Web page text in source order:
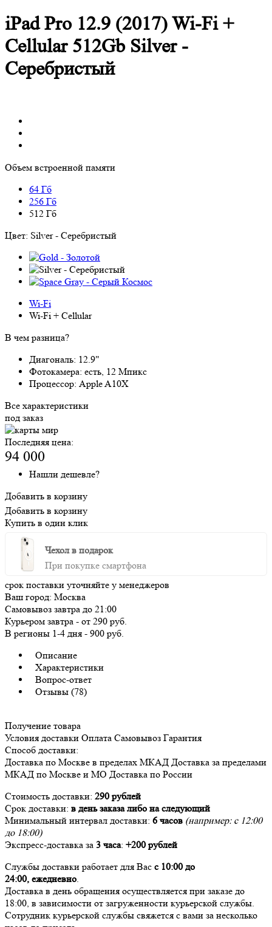
iPad Pro 12.9 (2017) Wi-Fi +
Cellular 512Gb Silver -
Серебристый
Объем встроенной памяти
64 Гб
256 Гб
512 Гб
Цвет: Silver - Серебристый
Wi-Fi
Wi-Fi + Cellular
В чем разница?
Диагональ: 12.9"
Фотокамера: есть, 12 Мпикс
Процессор: Apple A10X
Все характеристики
под заказ
Последняя цена:
94 000
Нашли дешевле?
Добавить в корзину
Добавить в корзину
Купить в один клик
Чехол в подарок
При покупке смартфона
срок поставки уточняйте у менеджеров
Ваш город: Москва
Самовывоз завтра до 21:00
Курьером завтра - от 290 руб.
В регионы 1-4 дня - 900 руб.
Описание
Характеристики
Вопрос-ответ
Отзывы (78)
Получение товара
Условия доставки Оплата Самовывоз Гарантия
Способ доставки:
Доставка по Москве в пределах МКАД Доставка за пределами
МКАД по Москве и МО Доставка по России
Стоимость доставки: 290 рублей
Срок доставки: в день заказа либо на следующий
Минимальный интервал доставки: 6 часов (например: с 12:00
до 18:00)
Экспресс-доставка за 3 часа: +200 рублей
Службы доставки работает для Вас с 10:00 до
24:00, ежедневно.
Доставка в день обращения осуществляется при заказе до
18:00, в зависимости от загруженности курьерской службы.
Сотрудник курьерской службы свяжется с вами за несколько